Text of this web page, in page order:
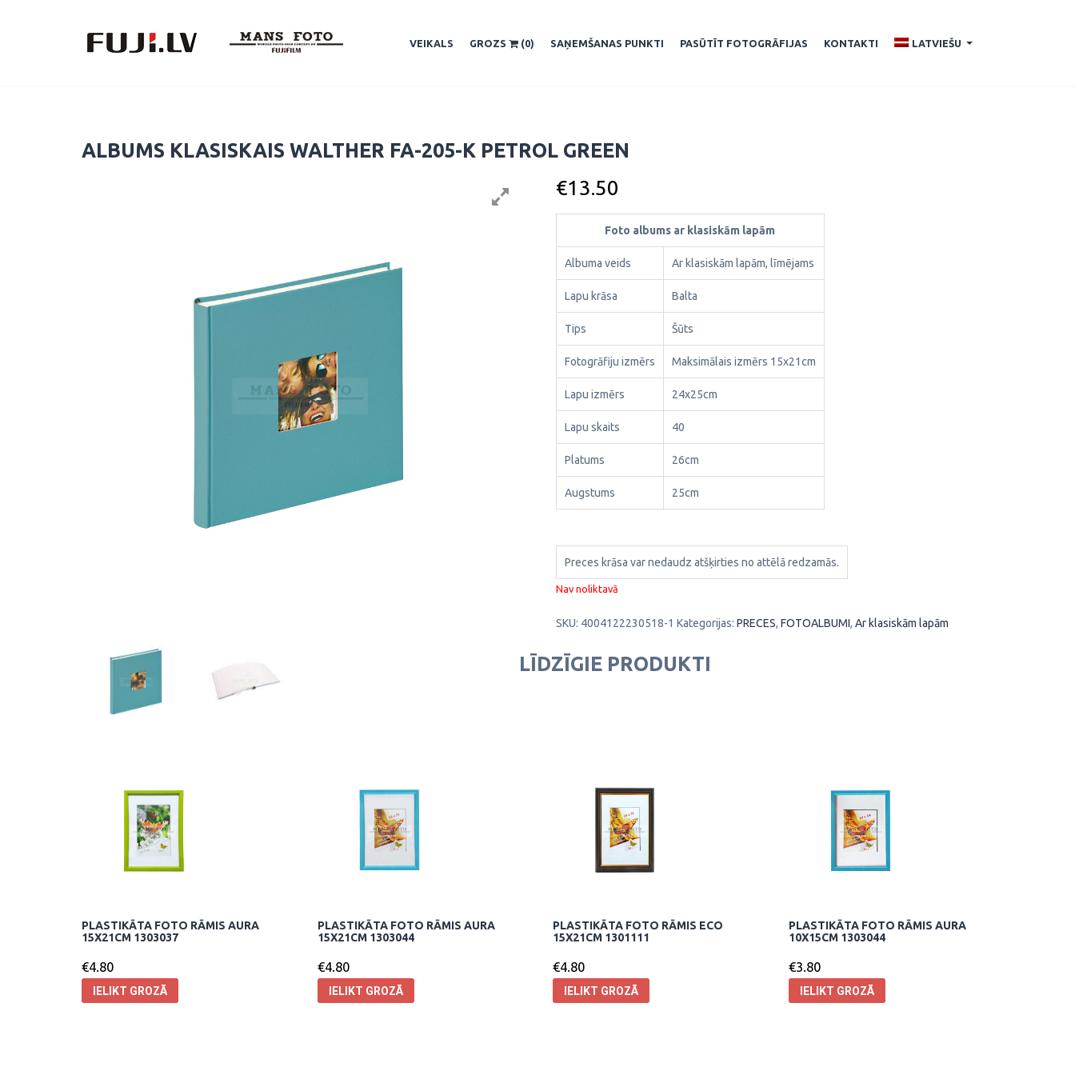
VEIKALS GROZS (0) SAŅEMŠANAS PUNKTI PASŪTĪT FOTOGRĀFIJAS KONTAKTI
LATVIEŠU
ALBUMS KLASISKAIS WALTHER FA-205-K PETROL GREEN
€13.50
Foto albums ar klasiskām lapām
Albuma veids Ar klasiskām lapām, līmējams
Lapu krāsa Balta
Tips Šūts
Fotogrāfiju izmērs Maksimālais izmērs 15x21cm
Lapu izmērs 24x25cm
Lapu skaits 40
Platums 26cm
Augstums 25cm
Preces krāsa var nedaudz atšķirties no attēlā redzamās.
Nav noliktavā
SKU: 4004122230518-1 Kategorijas: PRECES, FOTOALBUMI, Ar klasiskām lapām
LĪDZĪGIE PRODUKTI
PLASTIKĀTA FOTO RĀMIS AURA
15X21CM 1303037
€4.80
IELIKT GROZĀ
PLASTIKĀTA FOTO RĀMIS AURA
15X21CM 1303044
€4.80
IELIKT GROZĀ
PLASTIKĀTA FOTO RĀMIS ECO
15X21CM 1301111
€4.80
IELIKT GROZĀ
PLASTIKĀTA FOTO RĀMIS AURA
10X15CM 1303044
€3.80
IELIKT GROZĀ